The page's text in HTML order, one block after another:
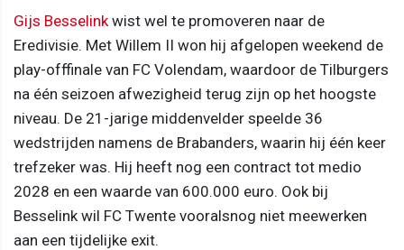
Gijs Besselink wist wel te promoveren naar de
Eredivisie. Met Willem II won hij afgelopen weekend de
play-offfinale van FC Volendam, waardoor de Tilburgers
na één seizoen afwezigheid terug zijn op het hoogste
niveau. De 21-jarige middenvelder speelde 36
wedstrijden namens de Brabanders, waarin hij één keer
trefzeker was. Hij heeft nog een contract tot medio
2028 en een waarde van 600.000 euro. Ook bij
Besselink wil FC Twente vooralsnog niet meewerken
aan een tijdelijke exit.